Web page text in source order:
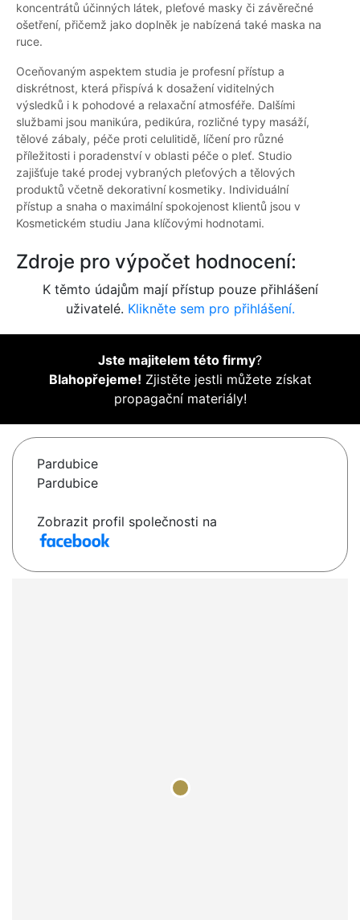
koncentrátů účinných látek, pleťové masky či závěrečné
ošetření, přičemž jako doplněk je nabízená také maska na
ruce.
Oceňovaným aspektem studia je profesní přístup a
diskrétnost, která přispívá k dosažení viditelných
výsledků i k pohodové a relaxační atmosféře. Dalšími
službami jsou manikúra, pedikúra, rozličné typy masáží,
tělové zábaly, péče proti celulitidě, líčení pro různé
příležitosti i poradenství v oblasti péče o pleť. Studio
zajišťuje také prodej vybraných pleťových a tělových
produktů včetně dekorativní kosmetiky. Individuální
přístup a snaha o maximální spokojenost klientů jsou v
Kosmetickém studiu Jana klíčovými hodnotami.
Zdroje pro výpočet hodnocení:
K těmto údajům mají přístup pouze přihlášení
uživatelé. Klikněte sem pro přihlášení.
Jste majitelem této firmy?
Blahopřejeme! Zjistěte jestli můžete získat
propagační materiály!
Pardubice
Pardubice
Zobrazit profil společnosti na